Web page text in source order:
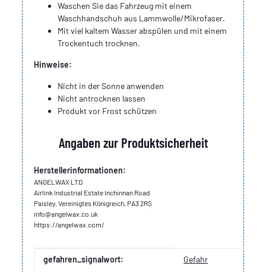
Waschen Sie das Fahrzeug mit einem
Waschhandschuh aus Lammwolle/Mikrofaser.
Mit viel kaltem Wasser abspülen und mit einem
Trockentuch trocknen.
Hinweise:
Nicht in der Sonne anwenden
Nicht antrocknen lassen
Produkt vor Frost schützen
Angaben zur Produktsicherheit
Herstellerinformationen:
ANGELWAX LTD
Airlink Industrial Estate Inchinnan Road
Paisley, Vereinigtes Königreich, PA3 2RS
info@angelwax.co.uk
https://angelwax.com/
Produkteigenschaft
Wert
gefahren_signalwort: Gefahr